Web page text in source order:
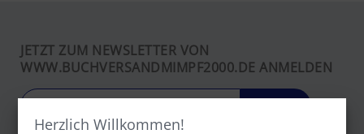
Herzlich Willkommen!
JETZT ZUM NEWSLETTER VON
WWW.BUCHVERSANDMIMPF2000.DE ANMELDEN